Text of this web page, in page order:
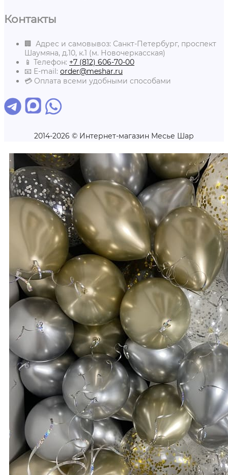
Контакты
🏢 Адрес и самовывоз: Санкт-Петербург, проспект
Шаумяна, д.10, к.1 (м. Новочеркасская)
📱 Телефон: +7 (812) 606-70-00
📧 E-mail: order@meshar.ru
💳 Оплата всеми удобными способами
2014-2026 © Интернет-магазин Месье Шар